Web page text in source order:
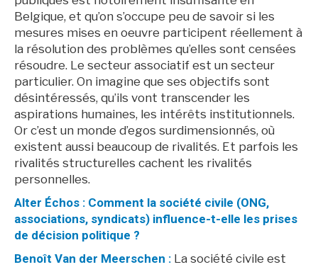
Belgique, et qu’on s’occupe peu de savoir si les
mesures mises en oeuvre participent réellement à
la résolution des problèmes qu’elles sont censées
résoudre. Le secteur associatif est un secteur
particulier. On imagine que ses objectifs sont
désintéressés, qu’ils vont transcender les
aspirations humaines, les intérêts institutionnels.
Or c’est un monde d’egos surdimensionnés, où
existent aussi beaucoup de rivalités. Et parfois les
rivalités structurelles cachent les rivalités
personnelles.
Alter Échos : Comment la société civile (ONG,
associations, syndicats) influence-t-elle les prises
de décision politique ?
Benoît Van der Meerschen : La société civile est